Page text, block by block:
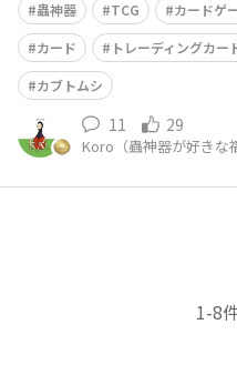
といいます。 一緒にいた先輩にこれ売れてて手に入らな
いらしいよって言われて「虫
てる」というワードに
蟲神器 TCG カードゲ
カード
トレーディングカー
カブトムシ
11 29
Koro（蟲神器が好きな
1-8